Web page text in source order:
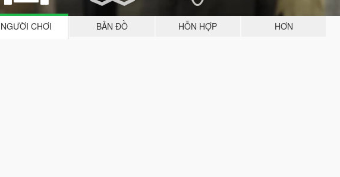
NGƯỜI CHƠI BẢN ĐỒ HỖN HỢP HƠN